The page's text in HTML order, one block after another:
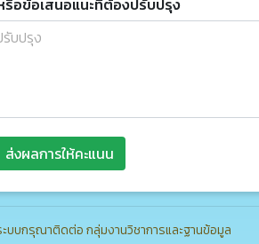
อข้อเสนอแนะที่ต้องปรับปรุง
ส่งผลการให้คะแนน
บบกรุณาติดต่อ กลุ่มงานวิชาการและฐานข้อมูล